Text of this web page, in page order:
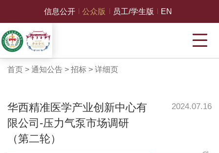
信息公开 公众版 员工/学生版 EN
首页 > 通知公告> 招标> 详细页
华西精准医学产业创新中心有
限公司-压力气泵市场调研
（第二轮）
2024.07.16